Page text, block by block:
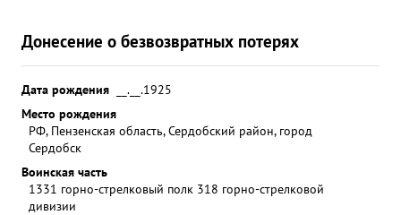
Донесение о безвозвратных потерях
Дата рождения
__.__.1925
Место рождения
РФ, Пензенская область, Сердобский район, город
Сердобск
Воинская часть
1331 горно-стрелковый полк 318 горно-стрелковой
дивизии